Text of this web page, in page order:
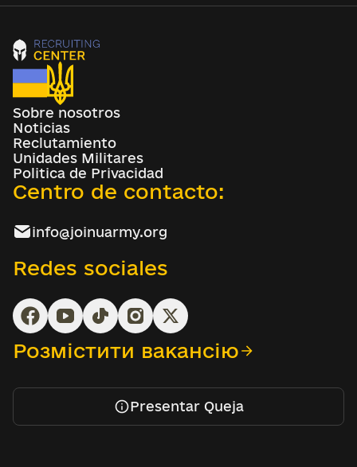
Sobre nosotros
Noticias
Reclutamiento
Unidades Militares
Politica de Privacidad
Centro de contacto:
info@joinuarmy.org
Redes sociales
Розмістити вакансію
Presentar Queja